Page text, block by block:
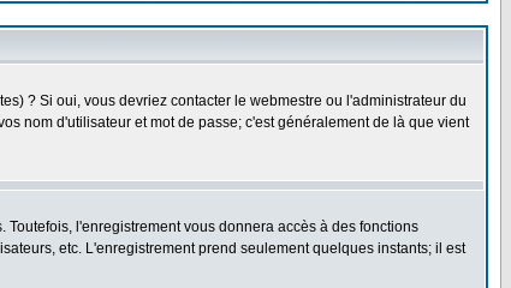
? Si oui, vous devriez contacter le webmestre ou l'administrateur du
nom d'utilisateur et mot de passe; c'est généralement de là que vient
l'enregistrement vous donnera accès à des fonctions
etc. L'enregistrement prend seulement quelques instants; il est